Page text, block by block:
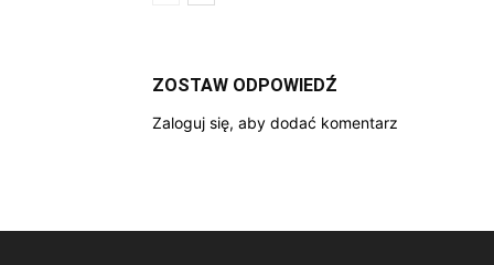
ZOSTAW ODPOWIEDŹ
Zaloguj się, aby dodać komentarz